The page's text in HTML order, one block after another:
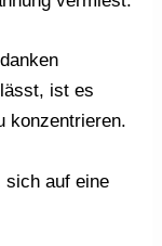
ist es
konzentrieren.
sich auf eine